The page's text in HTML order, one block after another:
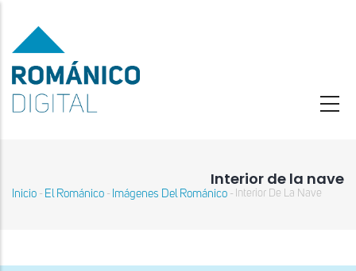
contenido
principal
Interior de la nave
Sobrescribir
Inicio - El Románico - Imágenes Del Románico - Interior De La Nave